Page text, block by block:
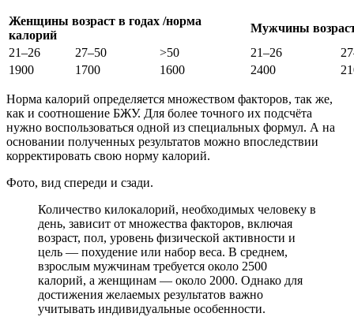
Женщины возраст в годах /норма
калорий
Мужчины
21–26
27–50 >50 21–26
1900
1700 1600 2400
Норма калорий определяется множеством факторов, так же,
как и соотношение БЖУ. Для более точного их подсчёта
нужно воспользоваться одной из специальных формул. А на
основании полученных результатов можно впоследствии
корректировать свою норму калорий.
Фото, вид спереди и сзади.
Количество килокалорий, необходимых человеку в
день, зависит от множества факторов, включая
возраст, пол, уровень физической активности и
цель — похудение или набор веса. В среднем,
взрослым мужчинам требуется около 2500
калорий, а женщинам — около 2000. Однако для
достижения желаемых результатов важно
учитывать индивидуальные особенности.